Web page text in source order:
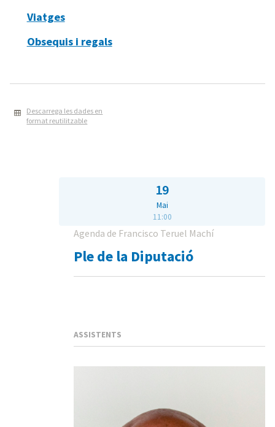
Viatges
Obsequis i regals
Descarrega les dades en
format reutilitzable
19
Mai
11:00
Agenda de Francisco Teruel Machí
Ple de la Diputació
ASSISTENTS